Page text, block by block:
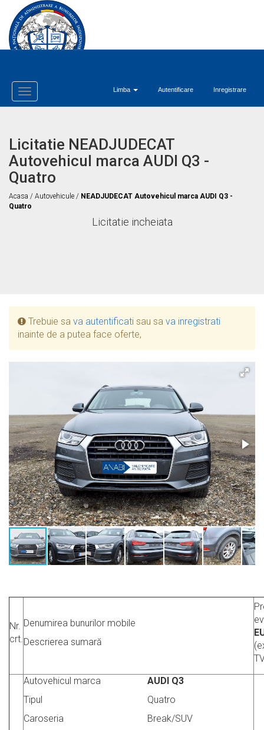
Limba Autentificare Inregistrare
Toggle
Navigation
Licitatie NEADJUDECAT
Autovehicul marca AUDI Q3 -
Quatro
Acasa / Autovehicule / NEADJUDECAT Autovehicul marca AUDI Q3 -
Quatro
Licitatie incheiata
Trebuie sa va autentificati sau sa va inregistrati
inainte de a putea face oferte,
Nr.
crt.
Denumirea bunurilor mobile
Descrierea sumară
Autovehicul marca
AUDI Q3
Tipul
Quatro
Caroseria
Break/SUV